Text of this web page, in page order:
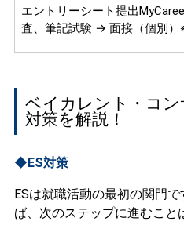
エントリーシート提出
査、筆記試験 → 面接（個別
ベイカレント・コ
対策を解説！
◆ES対策
ESは就職活動の最初の関門
ば、次のステップに進むこと